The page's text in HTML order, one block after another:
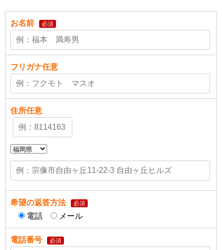
お名前 必須
フリガナ任意
住所任意
希望の返答方法 必須
電話 メール
電話番号 必須